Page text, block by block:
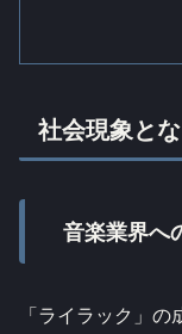
社会現象と
音楽業界へ
「ライラック」